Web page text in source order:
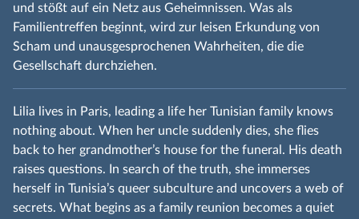
und stößt auf ein Netz aus Geheimnissen. Was als
Familientreffen beginnt, wird zur leisen Erkundung von
Scham und unausgesprochenen Wahrheiten, die die
Gesellschaft durchziehen.
Lilia lives in Paris, leading a life her Tunisian family knows
nothing about. When her uncle suddenly dies, she flies
back to her grandmother’s house for the funeral. His death
raises questions. In search of the truth, she immerses
herself in Tunisia’s queer subculture and uncovers a web of
secrets. What begins as a family reunion becomes a quiet